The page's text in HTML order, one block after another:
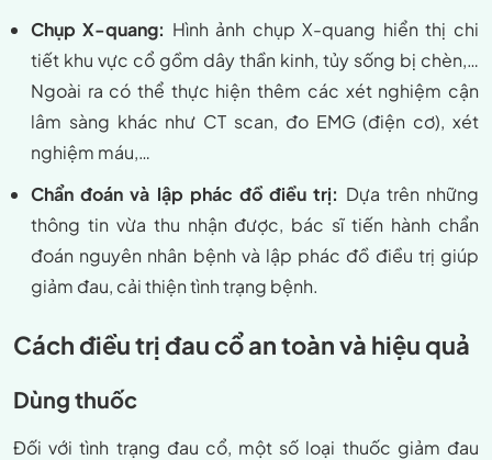
Chụp X-quang: Hình ảnh chụp X-quang hiển thị chi
tiết khu vực cổ gồm dây thần kinh, tủy sống bị chèn,…
Ngoài ra có thể thực hiện thêm các xét nghiệm cận
lâm sàng khác như CT scan, đo EMG (điện cơ), xét
nghiệm máu,…
Chẩn đoán và lập phác đồ điều trị: Dựa trên những
thông tin vừa thu nhận được, bác sĩ tiến hành chẩn
đoán nguyên nhân bệnh và lập phác đồ điều trị giúp
giảm đau, cải thiện tình trạng bệnh.
Cách điều trị đau cổ an toàn và hiệu quả
Dùng thuốc
Đối với tình trạng đau cổ, một số loại thuốc giảm đau